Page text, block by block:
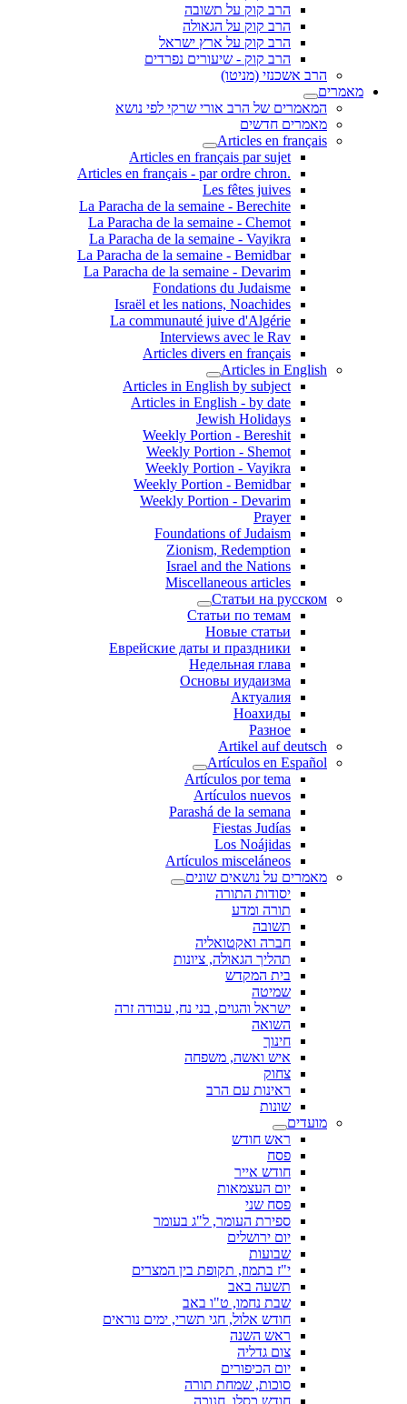
הרב קוק על תשובה
הרב קוק על הגאולה
הרב קוק על ארץ ישראל
הרב קוק - שיעורים נפרדים
הרב אשכנזי (מניטו)
מאמרים
המאמרים של הרב אורי שרקי לפי נושא
מאמרים חדשים
Articles en français
Articles en français par sujet
.Articles en français - par ordre chron
Les fêtes juives
La Paracha de la semaine - Berechite
La Paracha de la semaine - Chemot
La Paracha de la semaine - Vayikra
La Paracha de la semaine - Bemidbar
La Paracha de la semaine - Devarim
Fondations du Judaisme
Israël et les nations, Noachides
La communauté juive d'Algérie
Interviews avec le Rav
Articles divers en français
Articles in English
Articles in English by subject
Articles in English - by date
Jewish Holidays
Weekly Portion - Bereshit
Weekly Portion - Shemot
Weekly Portion - Vayikra
Weekly Portion - Bemidbar
Weekly Portion - Devarim
Prayer
Foundations of Judaism
Zionism, Redemption
Israel and the Nations
Miscellaneous articles
Статьи на русском
Статьи по темам
Новые статьи
Еврейские даты и праздники
Недельная глава
Основы иудаизма
Актуалия
Ноахиды
Разное
Artikel auf deutsch
Artículos en Español
Artículos por tema
Artículos nuevos
Parashá de la semana
Fiestas Judías
Los Noájidas
Artículos misceláneos
מאמרים על נושאים שונים
יסודות התורה
תורה ומדע
תשובה
חברה ואקטואליה
תהליך הגאולה, ציונות
בית המקדש
שמיטה
ישראל והגוים, בני נח, עבודה זרה
השואה
חינוך
איש ואשה, משפחה
צחוק
ראינות עם הרב
שונות
מועדים
ראש חודש
פסח
חודש אייר
יום העצמאות
פסח שני
ספירת העומר, ל"ג בעומר
יום ירושלים
שבועות
י"ז בתמוז, תקופת בין המצרים
תשעה באב
שבת נחמו, ט"ו באב
חודש אלול, חגי תשרי, ימים נוראים
ראש השנה
צום גדליה
יום הכיפורים
סוכות, שמחת תורה
חודש כסלו, חנוכה